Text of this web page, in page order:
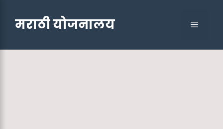
contentमराठी योजनालय Menu